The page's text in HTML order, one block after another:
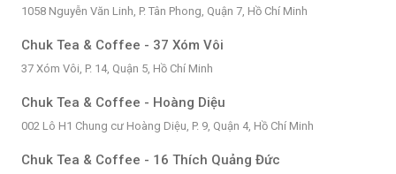
1058 Nguyễn Văn Linh, P. Tân Phong, Quận 7, Hồ Chí Minh
Chuk Tea & Coffee - 37 Xóm Vôi
37 Xóm Vôi, P. 14, Quận 5, Hồ Chí Minh
Chuk Tea & Coffee - Hoàng Diệu
002 Lô H1 Chung cư Hoàng Diệu, P. 9, Quận 4, Hồ Chí Minh
Chuk Tea & Coffee - 16 Thích Quảng Đức